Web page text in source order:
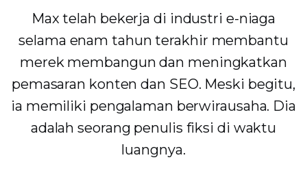
Max telah bekerja di industri e-niaga
selama enam tahun terakhir membantu
merek membangun dan meningkatkan
pemasaran konten dan SEO. Meski begitu,
ia memiliki pengalaman berwirausaha. Dia
adalah seorang penulis fiksi di waktu
luangnya.